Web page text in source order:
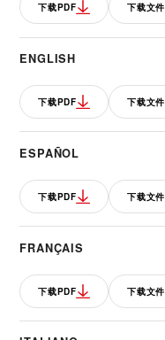
下载PDF 下载文件
ENGLISH
下载PDF 下载文件
ESPAÑOL
下载PDF 下载文件
FRANÇAIS
下载PDF 下载文件